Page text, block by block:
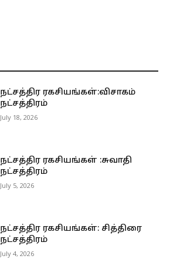
நட்சத்திர ரகசியங்கள்:விசாகம்
நட்சத்திரம்
July 18, 2026
நட்சத்திர ரகசியங்கள் :சுவாதி
நட்சத்திரம்
July 5, 2026
நட்சத்திர ரகசியங்கள்: சித்திரை
நட்சத்திரம்
July 4, 2026